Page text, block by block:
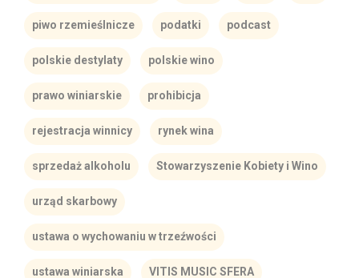
piwo rzemieślnicze podatki podcast
polskie destylaty polskie wino
prawo winiarskie prohibicja
rejestracja winnicy rynek wina
sprzedaż alkoholu Stowarzyszenie Kobiety i Wino
urząd skarbowy
ustawa o wychowaniu w trzeźwości
ustawa winiarska VITIS MUSIC SFERA